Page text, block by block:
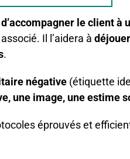
le client
Il l’aidera à
.
négative(étiquette
une image, une estime
éprouvés et